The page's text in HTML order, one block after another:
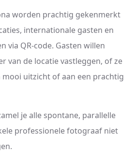
worden prachtig gekenmerkt
internationale gasten en
via QR-code. Gasten willen
van de locatie vastleggen, of ze
mooi uitzicht of aan een prachtig
je alle spontane, parallelle
professionele fotograaf niet